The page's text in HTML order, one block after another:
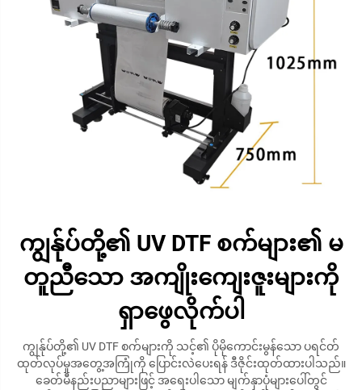
ကျွန်ုပ်တို့၏ UV DTF စက်များ၏ မ
တူညီသော အကျိုးကျေးဇူးများကို
ရှာဖွေလိုက်ပါ
ကျွန်ုပ်တို့၏ UV DTF စက်များကို သင့်၏ ပိုမိုကောင်းမွန်သော ပရင်တ်
ထုတ်လုပ်မှုအတွေ့အကြုံကို ပြောင်းလဲပေးရန် ဒီဇိုင်းထုတ်ထားပါသည်။
ခေတ်မီနည်းပညာများဖြင့် အရေးပါသော မျက်နှာပုံများပေါ်တွင်